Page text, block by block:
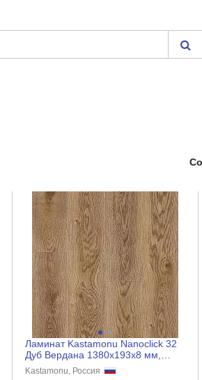
Ламинат Kastamonu Nanoclick 32
Дуб Вердана 1380х193х8 мм,
NC74
Kastamonu, Россия